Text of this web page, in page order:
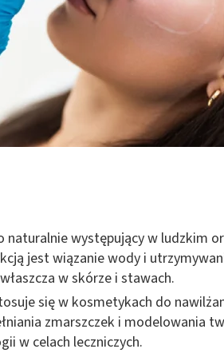
naturalnie występujący w ludzkim
jest wiązanie wody i
w skórze i stawach.
się w kosmetykach do
zmarszczek i modelowania
w celach leczniczych.